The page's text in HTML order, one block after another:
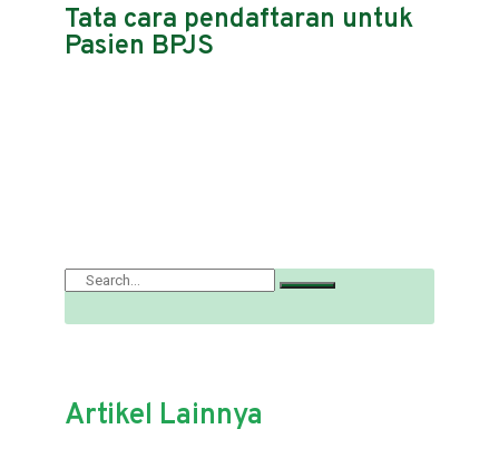
Tata cara pendaftaran untuk
Pasien BPJS
Artikel Lainnya